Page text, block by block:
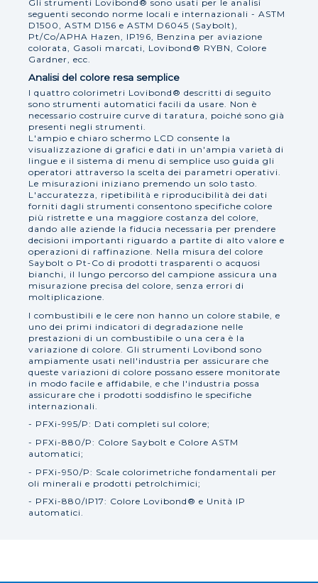
Gli strumenti Lovibond® sono usati per le analisi
seguenti secondo norme locali e internazionali - ASTM
D1500, ASTM D156 e ASTM D6045 (Saybolt),
Pt/Co/APHA Hazen, IP196, Benzina per aviazione
colorata, Gasoli marcati, Lovibond® RYBN, Colore
Gardner, ecc.
Analisi del colore resa semplice
I quattro colorimetri Lovibond® descritti di seguito
sono strumenti automatici facili da usare. Non è
necessario costruire curve di taratura, poiché sono già
presenti negli strumenti.
L'ampio e chiaro schermo LCD consente la
visualizzazione di grafici e dati in un'ampia varietà di
lingue e il sistema di menu di semplice uso guida gli
operatori attraverso la scelta dei parametri operativi.
Le misurazioni iniziano premendo un solo tasto.
L'accuratezza, ripetibilità e riproducibilità dei dati
forniti dagli strumenti consentono specifiche colore
più ristrette e una maggiore costanza del colore,
dando alle aziende la fiducia necessaria per prendere
decisioni importanti riguardo a partite di alto valore e
operazioni di raffinazione. Nella misura del colore
Saybolt o Pt-Co di prodotti trasparenti o acquosi
bianchi, il lungo percorso del campione assicura una
misurazione precisa del colore, senza errori di
moltiplicazione.
I combustibili e le cere non hanno un colore stabile, e
uno dei primi indicatori di degradazione nelle
prestazioni di un combustibile o una cera è la
variazione di colore. Gli strumenti Lovibond sono
ampiamente usati nell'industria per assicurare che
queste variazioni di colore possano essere monitorate
in modo facile e affidabile, e che l'industria possa
assicurare che i prodotti soddisfino le specifiche
internazionali.
- PFXi-995/P: Dati completi sul colore;
- PFXi-880/P: Colore Saybolt e Colore ASTM
automatici;
- PFXi-950/P: Scale colorimetriche fondamentali per
oli minerali e prodotti petrolchimici;
- PFXi-880/IP17: Colore Lovibond® e Unità IP
automatici.